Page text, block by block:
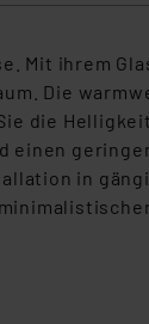
Mit ihrem
Die
die
einen
in